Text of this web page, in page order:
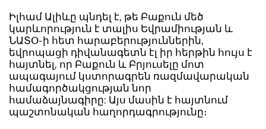
Իլհամ Ալիևը պնդել է, թե Բաքուն մեծ
կարևորություն է տալիս Եվրամիության և
ՆԱՏՕ-ի հետ հարաբերություններին,
եվրոպացի դիվանագետն էլ իր հերթին հույս է
հայտնել, որ Բաքուն և Բրյուսելը մոտ
ապագայում կստորագրեն ռազմավարական
համագործակցության նոր
համաձայնագիրը: Այս մասին է հայտնում
պաշտոնական հաղորդագրությունը։